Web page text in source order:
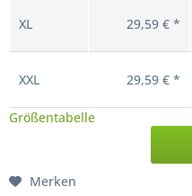
XL 29,59 € *
XXL 29,59 € *
Größentabelle
Merken